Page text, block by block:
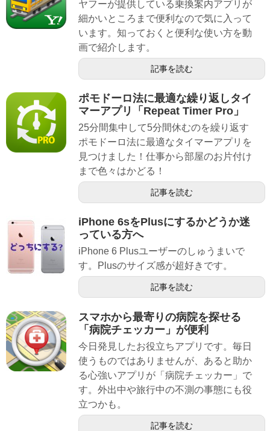
ヤフーが提供している乗換案内アプリが
細かいところまで便利なので気に入って
います。知っておくと便利な使い方を動
画で紹介します。
記事を読む
ポモドーロ法に最適な繰り返しタイ
マーアプリ「Repeat Timer Pro」
25分間集中して5分間休むのを繰り返す
ポモドーロ法に最適なタイマーアプリを
見つけました！仕事から部屋のお片付け
まで色々はかどる！
記事を読む
iPhone 6sをPlusにするかどうか迷
っている方へ
iPhone 6 Plusユーザーのしゅうまいで
す。Plusのサイズ感が超好きです。
記事を読む
スマホから最寄りの病院を探せる
「病院チェッカー」が便利
今日発見したお役立ちアプリです。毎日
使うものではありませんが、あると助か
る心強いアプリが「病院チェッカー」で
す。外出中や旅行中の不測の事態にも役
立つかも。
記事を読む